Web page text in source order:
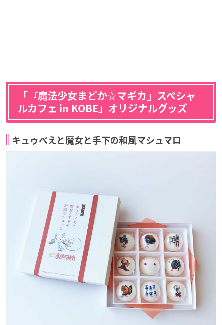
「『魔法少女まどか☆マギカ』スペシャ
ルカフェ in KOBE」オリジナルグッズ
キュゥべえと魔女と手下の和風マシュマロ